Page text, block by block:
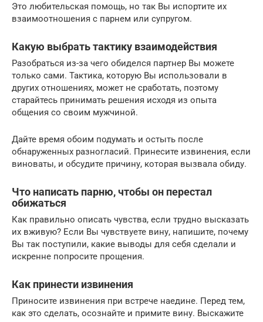
Это любительская помощь, но так Вы испортите их
взаимоотношения с парнем или супругом.
Какую выбрать тактику взаимодействия
Разобраться из-за чего обиделся партнер Вы можете
только сами. Тактика, которую Вы использовали в
других отношениях, может не сработать, поэтому
старайтесь принимать решения исходя из опыта
общения со своим мужчиной.
Дайте время обоим подумать и остыть после
обнаруженных разногласий. Принесите извинения, если
виноваты, и обсудите причину, которая вызвала обиду.
Что написать парню, чтобы он перестал
обижаться
Как правильно описать чувства, если трудно высказать
их вживую? Если Вы чувствуете вину, напишите, почему
Вы так поступили, какие выводы для себя сделали и
искренне попросите прощения.
Как принести извинения
Приносите извинения при встрече наедине. Перед тем,
как это сделать, осознайте и примите вину. Выскажите